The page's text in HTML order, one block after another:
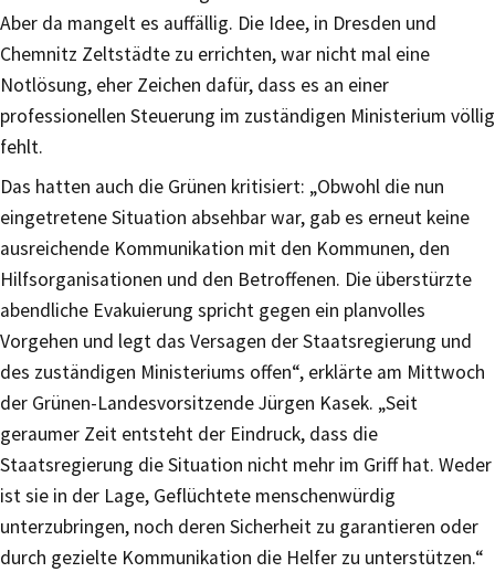
Aber da mangelt es auffällig. Die Idee, in Dresden und
Chemnitz Zeltstädte zu errichten, war nicht mal eine
Notlösung, eher Zeichen dafür, dass es an einer
professionellen Steuerung im zuständigen Ministerium völlig
fehlt.
Das hatten auch die Grünen kritisiert: „Obwohl die nun
eingetretene Situation absehbar war, gab es erneut keine
ausreichende Kommunikation mit den Kommunen, den
Hilfsorganisationen und den Betroffenen. Die überstürzte
abendliche Evakuierung spricht gegen ein planvolles
Vorgehen und legt das Versagen der Staatsregierung und
des zuständigen Ministeriums offen“, erklärte am Mittwoch
der Grünen-Landesvorsitzende Jürgen Kasek. „Seit
geraumer Zeit entsteht der Eindruck, dass die
Staatsregierung die Situation nicht mehr im Griff hat. Weder
ist sie in der Lage, Geflüchtete menschenwürdig
unterzubringen, noch deren Sicherheit zu garantieren oder
durch gezielte Kommunikation die Helfer zu unterstützen.“